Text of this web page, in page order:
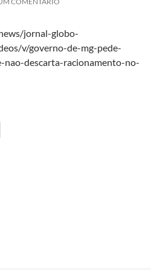
jornal-globo-
v/governo-de-mg-pede-
descarta-racionamento-no-